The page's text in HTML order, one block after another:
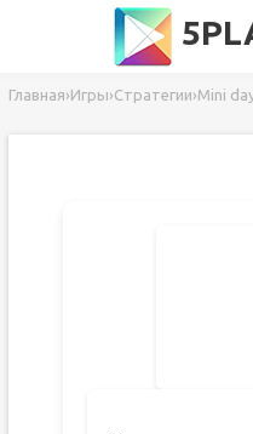
Главная›Игры›Стратегии›Mini